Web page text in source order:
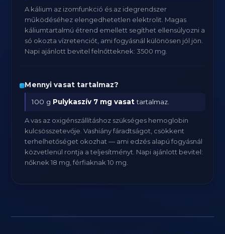
A kálium az izomfunkció és az idegrendszer
működéséhez elengedhetetlen elektrolit. Magas
káliumtartalmú étrend emellett segíthet ellensúlyozni a
só okozta vízretenciót, ami fogyásnál különösen jól jön.
Napi ajánlott bevitel felnőtteknek: 3500 mg.
Mennyi vasat tartalmaz?
100 g Pulykaszív 7 mg vasattartalmaz.
A vas az oxigénszállításhoz szükséges hemoglobin
kulcsösszetevője. Vashiány fáradtságot, csökkent
terhelhetőséget okozhat — ami edzés alapú fogyásnál
közvetlenül rontja a teljesítményt. Napi ajánlott bevitel:
nőknek 18 mg, férfiaknak 10 mg.